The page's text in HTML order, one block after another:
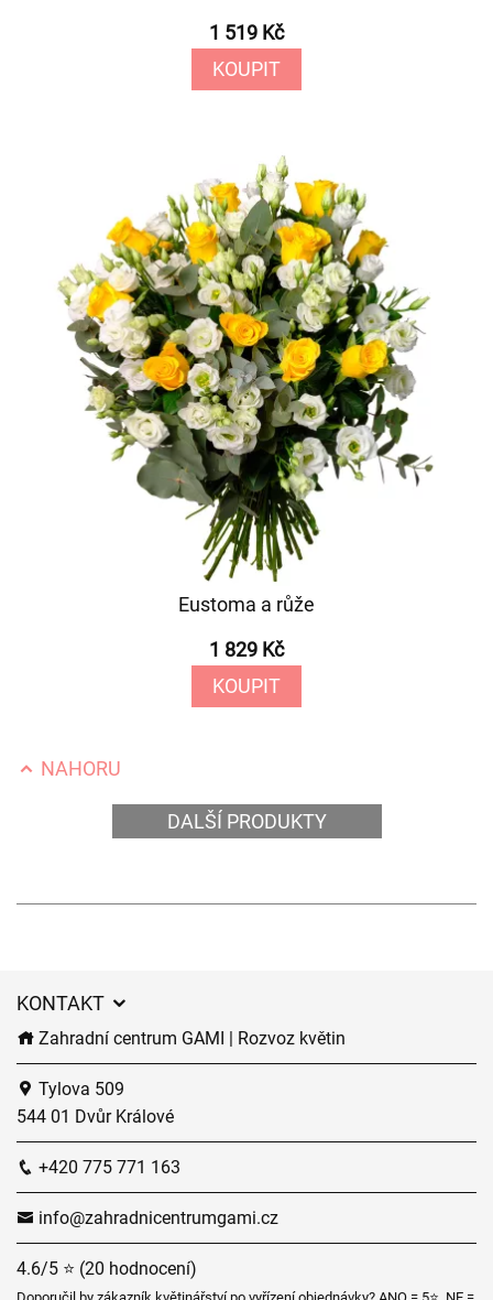
1 519 Kč
KOUPIT
Eustoma a růže
1 829 Kč
KOUPIT
NAHORU
DALŠÍ PRODUKTY
KONTAKT
Zahradní centrum GAMI | Rozvoz květin
Tylova 509
544 01 Dvůr Králové
+420 775 771 163
info@zahradnicentrumgami.cz
4.6/5 ⭐ (20 hodnocení)